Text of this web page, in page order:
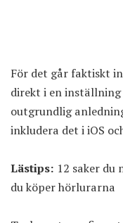
För det går faktiskt
direkt i en
outgrundlig
inkludera det i iOS
Lästips: 12 saker du
du köper hörlurarna